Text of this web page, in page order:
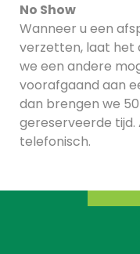
No Show
Wanneer u een
verzetten, laat het
we een andere
voorafgaand aan
dan brengen we
gereserveerde tijd.
telefonisch.